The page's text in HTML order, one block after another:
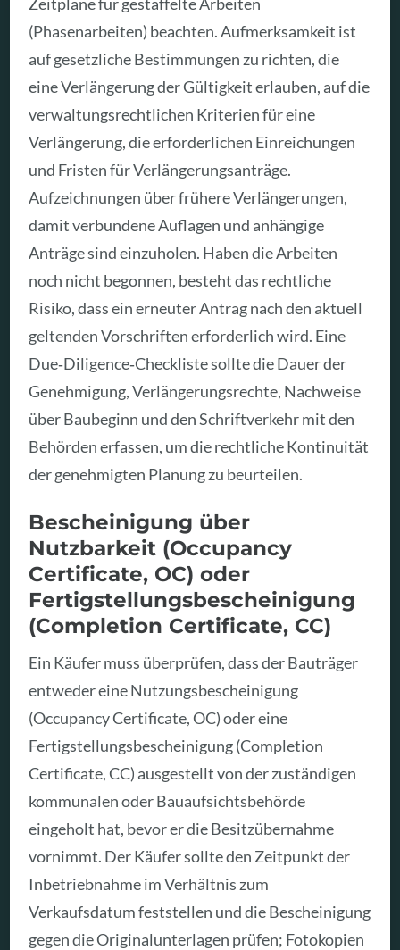
(Phasenarbeiten) beachten. Aufmerksamkeit ist
auf gesetzliche Bestimmungen zu richten, die
eine Verlängerung der Gültigkeit erlauben, auf die
verwaltungsrechtlichen Kriterien für eine
Verlängerung, die erforderlichen Einreichungen
und Fristen für Verlängerungsanträge.
Aufzeichnungen über frühere Verlängerungen,
damit verbundene Auflagen und anhängige
Anträge sind einzuholen. Haben die Arbeiten
noch nicht begonnen, besteht das rechtliche
Risiko, dass ein erneuter Antrag nach den aktuell
geltenden Vorschriften erforderlich wird. Eine
Due‑Diligence‑Checkliste sollte die Dauer der
Genehmigung, Verlängerungsrechte, Nachweise
über Baubeginn und den Schriftverkehr mit den
Behörden erfassen, um die rechtliche Kontinuität
der genehmigten Planung zu beurteilen.
Bescheinigung über
Nutzbarkeit (Occupancy
Certificate, OC) oder
Fertigstellungsbescheinigung
(Completion Certificate, CC)
Ein Käufer muss überprüfen, dass der Bauträger
entweder eine Nutzungsbescheinigung
(Occupancy Certificate, OC) oder eine
Fertigstellungsbescheinigung (Completion
Certificate, CC) ausgestellt von der zuständigen
kommunalen oder Bauaufsichtsbehörde
eingeholt hat, bevor er die Besitzübernahme
vornimmt. Der Käufer sollte den Zeitpunkt der
Inbetriebnahme im Verhältnis zum
Verkaufsdatum feststellen und die Bescheinigung
gegen die Originalunterlagen prüfen; Fotokopien